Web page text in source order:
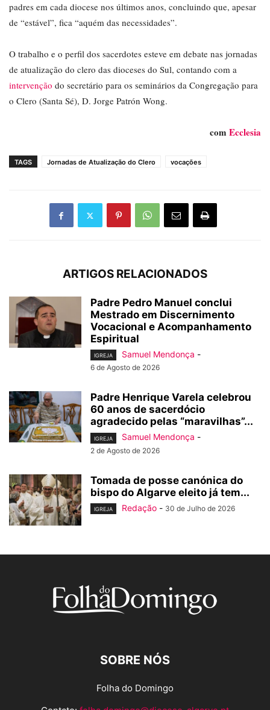
padres em cada diocese nos últimos anos, concluindo que, apesar
de “estável”, fica “aquém das necessidades”.
O trabalho e o perfil dos sacerdotes esteve em debate nas jornadas
de atualização do clero das dioceses do Sul, contando com a
intervenção do secretário para os seminários da Congregação para
o Clero (Santa Sé), D. Jorge Patrón Wong.
com Ecclesia
TAGS Jornadas de Atualização do Clero vocações
ARTIGOS RELACIONADOS
Padre Pedro Manuel conclui
Mestrado em Discernimento
Vocacional e Acompanhamento
Espiritual
IGREJA Samuel Mendonça -
6 de Agosto de 2026
Padre Henrique Varela celebrou
60 anos de sacerdócio
agradecido pelas “maravilhas”...
IGREJA Samuel Mendonça -
2 de Agosto de 2026
Tomada de posse canónica do
bispo do Algarve eleito já tem...
IGREJA Redação - 30 de Julho de 2026
SOBRE NÓS
Folha do Domingo